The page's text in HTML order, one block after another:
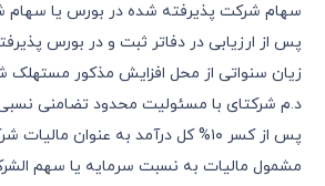
سهام شرکت پذیرفته شده در بورس یا
پس از ارزیابی در دفاتر ثبت و در بورس
زیان سنواتی از محل افزایش مذکور مستهلک
د.م شرکتای با مسئولیت محدود تضامنی
پس از کسر ١٠% کل درآمد به عنوان
مشمول مالیات به نسبت سرمایه یا سهم